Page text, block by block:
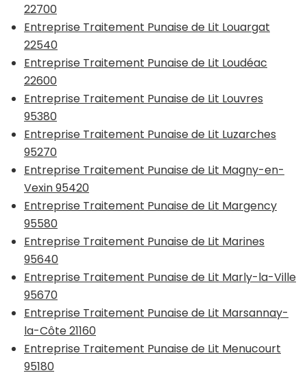
22700
Entreprise Traitement Punaise de Lit Louargat
22540
Entreprise Traitement Punaise de Lit Loudéac
22600
Entreprise Traitement Punaise de Lit Louvres
95380
Entreprise Traitement Punaise de Lit Luzarches
95270
Entreprise Traitement Punaise de Lit Magny-en-
Vexin 95420
Entreprise Traitement Punaise de Lit Margency
95580
Entreprise Traitement Punaise de Lit Marines
95640
Entreprise Traitement Punaise de Lit Marly-la-Ville
95670
Entreprise Traitement Punaise de Lit Marsannay-
la-Côte 21160
Entreprise Traitement Punaise de Lit Menucourt
95180